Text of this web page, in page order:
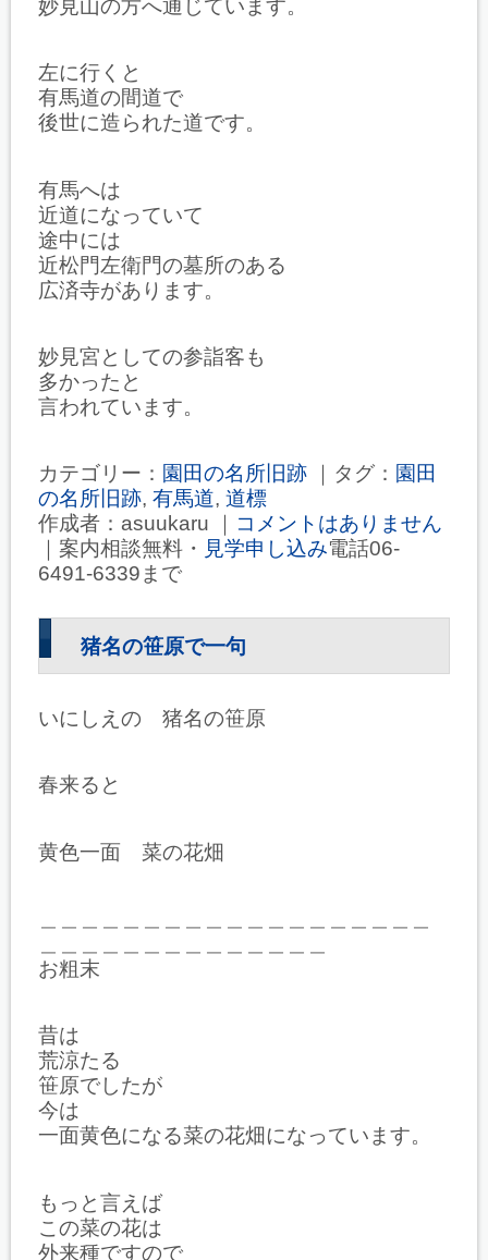
妙見山の方へ通じています。
左に行くと
有馬道の間道で
後世に造られた道です。
有馬へは
近道になっていて
途中には
近松門左衛門の墓所のある
広済寺があります。
妙見宮としての参詣客も
多かったと
言われています。
カテゴリー： 園田の名所旧跡 ｜タグ： 園田
の名所旧跡, 有馬道, 道標
作成者：asuukaru ｜
コメントはありません
｜案内相談無料・ 見学申し込み電話06-
6491-6339まで
猪名の笹原で一句
いにしえの 猪名の笹原
春来ると
黄色一面 菜の花畑
お粗末
昔は
荒涼たる
笹原でしたが
今は
一面黄色になる菜の花畑になっています。
もっと言えば
この菜の花は
外来種ですので